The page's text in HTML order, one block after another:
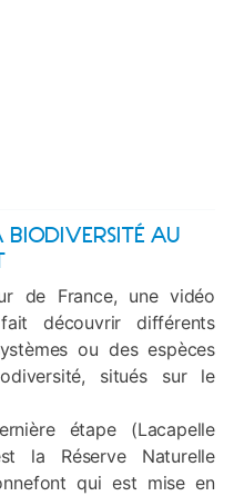
AU
de France, une vidéo
découvrir différents
ou des espèces
situés sur le
étape (Lacapelle
la Réserve Naturelle
qui est mise en